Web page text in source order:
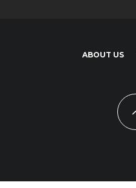
ABOUT US